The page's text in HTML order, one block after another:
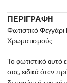
ΠΕΡΙΓΡΑΦΉ
Φωτιστικό
Χρωματισμούς
Το φωτιστικό αυτό
σας, ειδικά όταν